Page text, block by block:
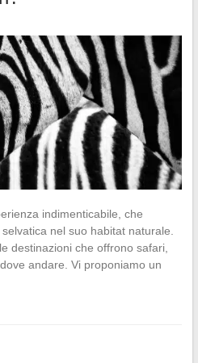
indimenticabile, che
nel suo habitat naturale.
destinazioni che offrono safari,
andare. Vi proponiamo un